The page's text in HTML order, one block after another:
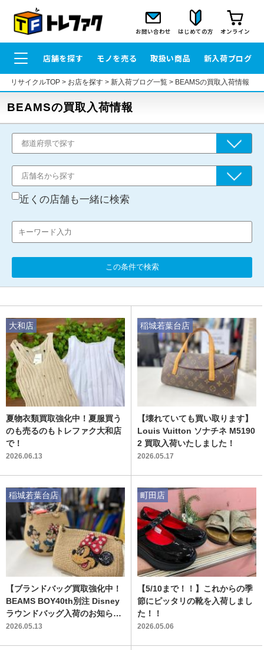
お問い合わせ はじめての方 オンライン
店舗を探す モノを売る 取扱い商品 新入荷ブログ
リサイクルTOP> お店を探す> 新入荷ブログ一覧> BEAMSの買取入荷情報
BEAMSの買取入荷情報
近くの店舗も一緒に検索
この条件で検索
夏物衣類買取強化中！夏服買う
のも売るのもトレファク大和店
で！
2026.06.13
大和店
【壊れていても買い取ります】
Louis Vuitton ソナチネ M5190
2 買取入荷いたしました！
2026.05.17
稲城若葉台店
【ブランドバッグ買取強化中！
BEAMS BOY40th別注 Disney
ラウンドバッグ入荷のお知らせ
です！！
2026.05.13
稲城若葉台店
【5/10まで！！】これからの季
節にピッタリの靴を入荷しまし
た！！
2026.05.06
町田店